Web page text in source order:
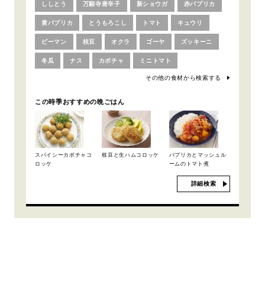
ししとう 万願寺唐辛子 新ショウガ 赤パプリカ
黄パプリカ とうもろこし トマト キュウリ
ピーマン 枝豆 オクラ ゴーヤ ズッキーニ
冬瓜 ナス カボチャ ミニトマト
その他の食材から検索する
この時季おすすめの晩ごはん
スパイシーカボチャコ
ロッケ
枝豆と生ハムコロッケ
パプリカとマッシュル
ームのトマト煮
詳細検索